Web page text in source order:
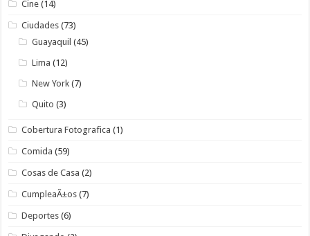
Cine (14)
Ciudades (73)
Guayaquil (45)
Lima (12)
New York (7)
Quito (3)
Cobertura Fotografica (1)
Comida (59)
Cosas de Casa (2)
CumpleaÃ±os (7)
Deportes (6)